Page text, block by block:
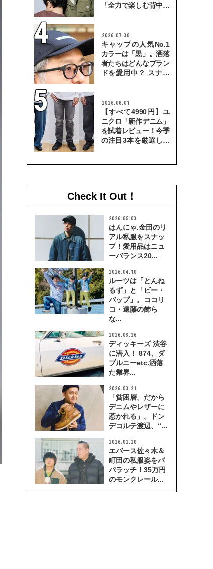
「全力で楽しむ背中を
2026.07.30
キャップの人気No.1
カラーは「黒」。洒落
者たちはどんなブラン
ドを愛用中？ スナッ
2026.08.01
【すべて4990円】ユ
ニクロ「新作デニム」
を試着レビュー！今季
の注目3本を厳選して
Check It Out！
2026.05.03
はんにゃ.金田のリ
アル私服をスナッ
プ！愛用品はニュ
ーバランス20...
2026.04.10
ルーツは「とんね
るず」と「ビー・
バップ」。ココリ
コ・遠藤の飾ら
な...
2026.03.26
ディッキーズ 渋谷
に潜入！ 874、ダ
ブルニーetc.洒落
た業界...
2026.03.21
「貧困層。だから
デニムやレザーに
惹かれる」。ドン
デコルテ渡辺、“...
2026.02.20
エバース佐々木＆
町田の私服姿をパ
パラッチ！35万円
のモンクレール...